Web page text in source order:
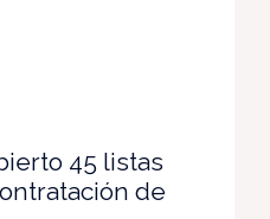
45 listas
de